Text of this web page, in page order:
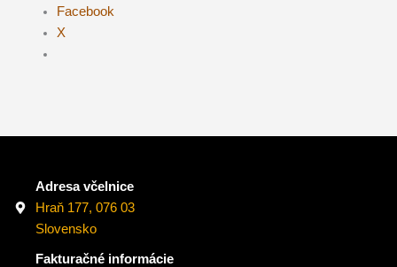
Facebook
X
Adresa včelnice
Hraň 177, 076 03
Slovensko
Fakturačné informácie